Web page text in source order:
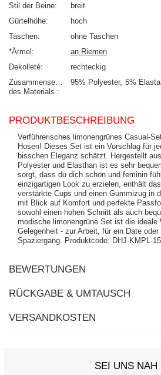
Stil der Beine
breit
Gürtelhöhe
hoch
Taschen
ohne Taschen
*Ärmel
an Riemen
Dekolleté
rechteckig
Zusammensetzung
des Materials
95% Polyester 5%
PRODUKTBESCHREIBUNG
Verführerisches limonengrünes Casual-
Hosen! Dieses Set ist ein Vorschlag für
bisschen Eleganz schätzt. Hergestellt
Polyester und Elasthan ist es sehr
sorgt, dass du dich schön und feminin
einzigartigen Look zu erzielen, enthält
verstärkte Cups und einen Gummizug in
mit Blick auf Komfort und perfekte
sowohl einen hohen Schnitt als auch
modische limonengrüne Set ist die ideale
Gelegenheit - zur Arbeit, für ein Date
Spaziergang. Produktcode: DHJ-KMPL-
BEWERTUNGEN
RÜCKGABE & UMTAUSCH
VERSANDKOSTEN
SEI UNS NAH